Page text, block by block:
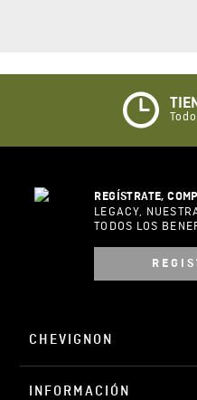
Califique el producto
★☆ ☆
Su nombre
Correo electrónico
REGÍSTRATE,
LEGACY,
TODOS LOS
CHEVIGNON
INFORMACIÓN